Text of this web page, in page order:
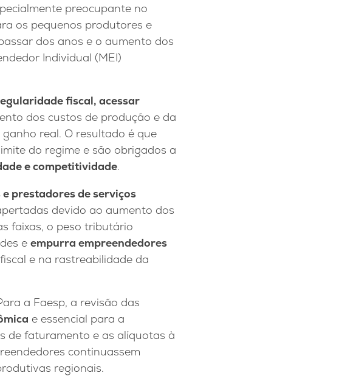
preocupante no
os pequenos produtores e
dos anos e o aumento dos
Individual (MEI)
fiscal, acessar
dos custos de produção e da
real. O resultado é que
do regime e são obrigados a
e competitividade.
prestadores de serviços
devido ao aumento dos
faixas, o peso tributário
e empurra empreendedores
e na rastreabilidade da
a Faesp, a revisão das
e essencial para a
de faturamento e as alíquotas à
continuassem
regionais.